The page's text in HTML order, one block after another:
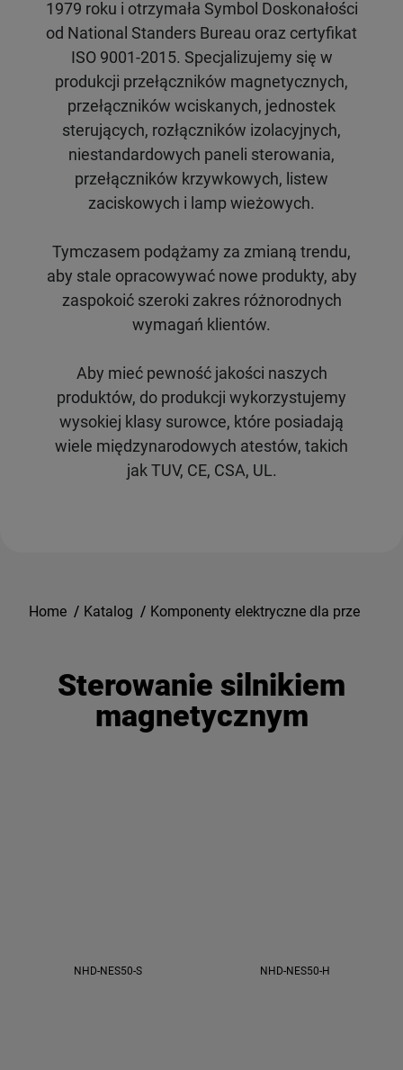
1979 roku i otrzymała Symbol Doskonałości
od National Standers Bureau oraz certyfikat
ISO 9001-2015. Specjalizujemy się w
produkcji przełączników magnetycznych,
przełączników wciskanych, jednostek
sterujących, rozłączników izolacyjnych,
niestandardowych paneli sterowania,
przełączników krzywkowych, listew
zaciskowych i lamp wieżowych.
Tymczasem podążamy za zmianą trendu,
aby stale opracowywać nowe produkty, aby
zaspokoić szeroki zakres różnorodnych
wymagań klientów.
Aby mieć pewność jakości naszych
produktów, do produkcji wykorzystujemy
wysokiej klasy surowce, które posiadają
wiele międzynarodowych atestów, takich
jak TUV, CE, CSA, UL.
Home / Katalog / Komponenty elektryczne dla przemysłu
Sterowanie silnikiem
magnetycznym
NHD-NES50-S NHD-NES50-H